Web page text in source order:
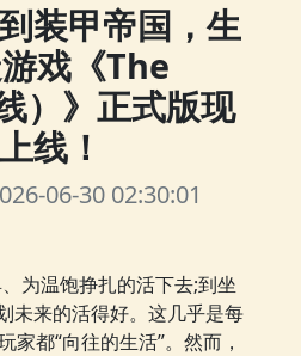
装甲帝国，生
戏《The
）》正式版现
线！
06-30 02:30:01
为温饱挣扎的活下去;到坐
未来的活得好。这几乎是每
家都“向往的生活”。然而，